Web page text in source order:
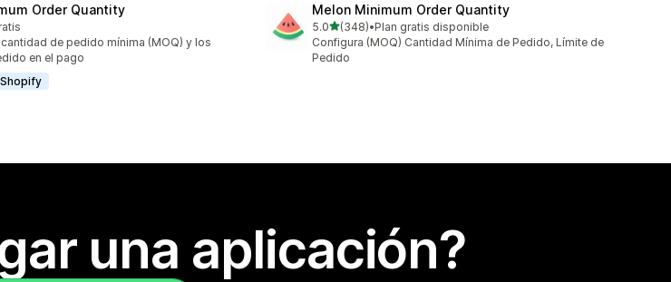
Order Quantity
total
de pedido mínima (MOQ) y los
en el pago
Melon Minimum Order Quantity
5.0de 5 estrellas
(348)
348 reseñas en total
•Plan gratis disponible
Configura (MOQ) Cantidad Mínima de Pedido, Límite de
Pedido
una aplicación?